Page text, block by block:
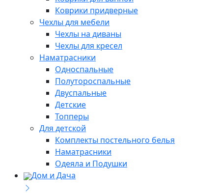
Коврики придверные
Чехлы для мебели
Чехлы на диваны
Чехлы для кресел
Наматрасники
Односпальные
Полутороспальные
Двуспальные
Детские
Топперы
Для детской
Комплекты постельного белья
Наматрасники
Одеяла и Подушки
Дом и Дача